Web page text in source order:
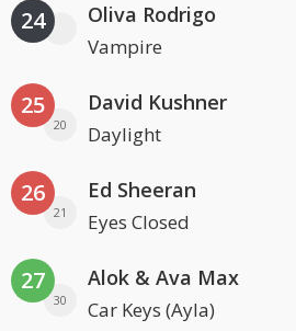
24 Oliva Rodrigo
Vampire
25
20
David Kushner
Daylight
26
21
Ed Sheeran
Eyes Closed
27
30
Alok & Ava Max
Car Keys (Ayla)